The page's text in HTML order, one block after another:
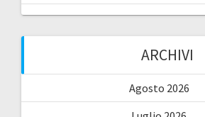
ARCHIVI
Agosto 2026